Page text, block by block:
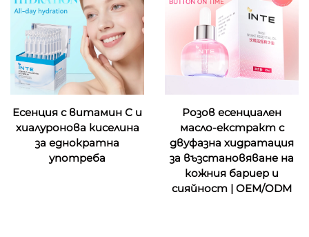
Есенция с витамин С и
хиалуронова киселина
за еднократна
употреба
Розов есенциален
масло-екстракт с
двуфазна хидратация
за възстановяване на
кожния бариеp и
сияйност | OEM/ODM